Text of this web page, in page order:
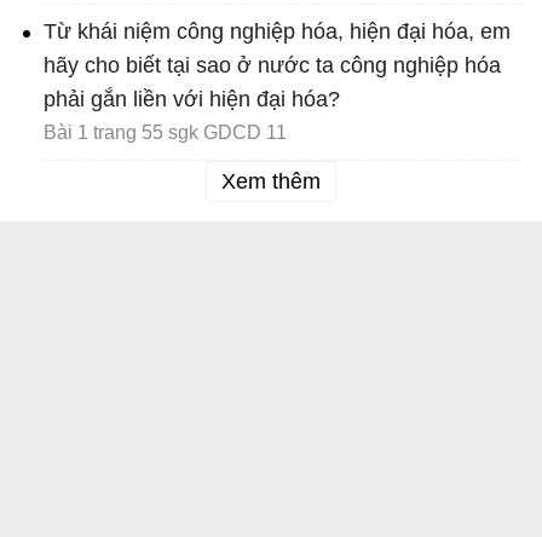
Từ khái niệm công nghiệp hóa, hiện đại hóa, em
hãy cho biết tại sao ở nước ta công nghiệp hóa
phải gắn liền với hiện đại hóa?
Bài 1 trang 55 sgk GDCD 11
Xem thêm